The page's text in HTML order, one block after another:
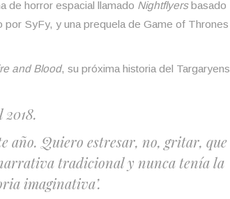
de horror espacial llamado Nightflyersbasado
SyFy, y una prequela de Game of Thrones
and Blood, su próxima historia del Targaryens
año. Quiero estresar, no, gritar, que
tradicional y nunca tenía la
imaginativa’.